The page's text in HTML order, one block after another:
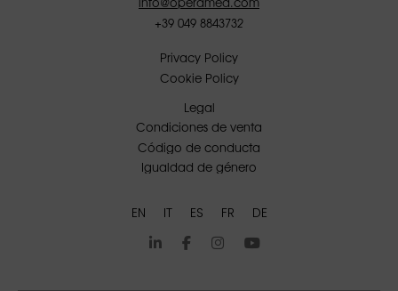
+39 049 8843732
Privacy Policy
Cookie Policy
Legal
Condiciones de venta
Código de conducta
Igualdad de género
EN IT ES FR DE